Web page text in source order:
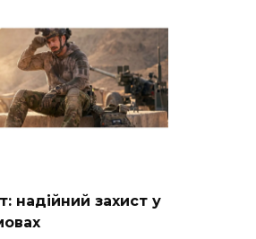
надійний захист у